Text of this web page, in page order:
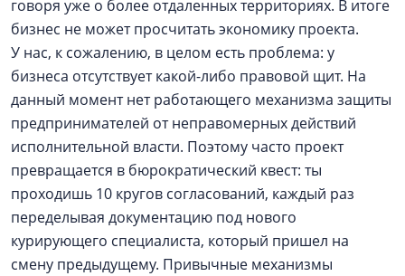
говоря уже о более отдаленных территориях. В итоге
бизнес не может просчитать экономику проекта.
У нас, к сожалению, в целом есть проблема: у
бизнеса отсутствует какой-либо правовой щит. На
данный момент нет работающего механизма защиты
предпринимателей от неправомерных действий
исполнительной власти. Поэтому часто проект
превращается в бюрократический квест: ты
проходишь 10 кругов согласований, каждый раз
переделывая документацию под нового
курирующего специалиста, который пришел на
смену предыдущему. Привычные механизмы